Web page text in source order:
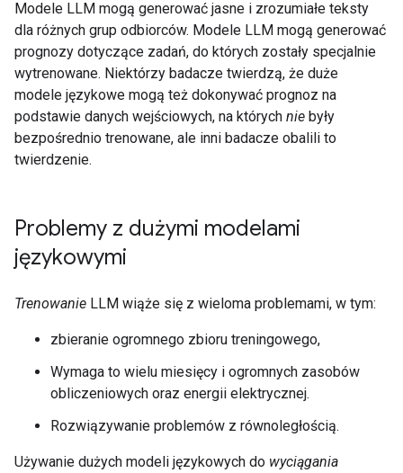
Modele LLM mogą generować jasne i zrozumiałe teksty
dla różnych grup odbiorców. Modele LLM mogą generować
prognozy dotyczące zadań, do których zostały specjalnie
wytrenowane. Niektórzy badacze twierdzą, że duże
modele językowe mogą też dokonywać prognoz na
podstawie danych wejściowych, na których nie były
bezpośrednio trenowane, ale inni badacze obalili to
twierdzenie.
Problemy z dużymi modelami
językowymi
Trenowanie LLM wiąże się z wieloma problemami, w tym:
zbieranie ogromnego zbioru treningowego,
Wymaga to wielu miesięcy i ogromnych zasobów
obliczeniowych oraz energii elektrycznej.
Rozwiązywanie problemów z równoległością.
Używanie dużych modeli językowych do wyciągania